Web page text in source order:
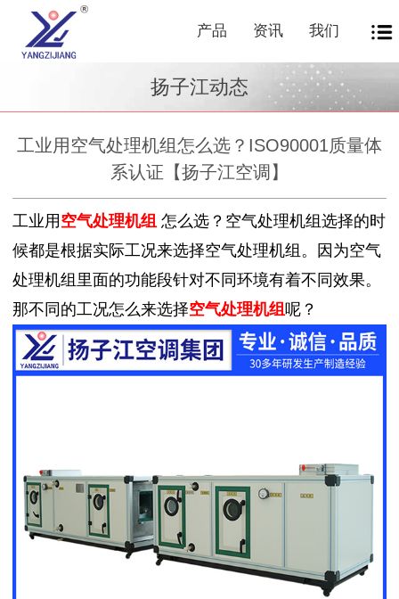
产品 资讯 我们
扬子江动态
工业用空气处理机组怎么选？ISO90001质量体
系认证【扬子江空调】
工业用 空气处理机组 怎么选？空气处理机组选择的时
候都是根据实际工况来选择空气处理机组。因为空气
处理机组里面的功能段针对不同环境有着不同效果。
那不同的工况怎么来选择空气处理机组 呢？